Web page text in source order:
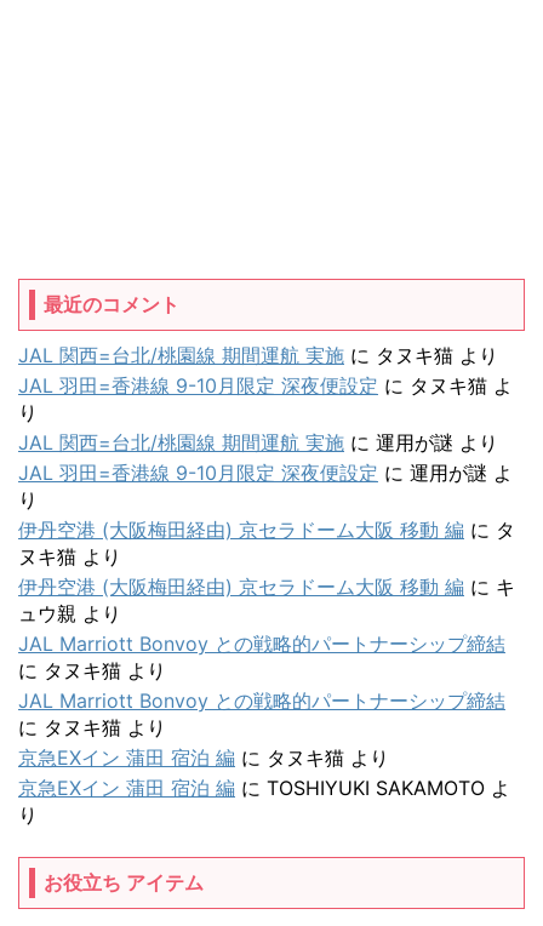
最近のコメント
JAL 関西=台北/桃園線 期間運航 実施 に タヌキ猫 より
JAL 羽田=香港線 9-10月限定 深夜便設定 に タヌキ猫 よ
り
JAL 関西=台北/桃園線 期間運航 実施 に 運用が謎 より
JAL 羽田=香港線 9-10月限定 深夜便設定 に 運用が謎 よ
り
伊丹空港 (大阪梅田経由) 京セラドーム大阪 移動 編 に タ
ヌキ猫 より
伊丹空港 (大阪梅田経由) 京セラドーム大阪 移動 編 に キ
ュウ親 より
JAL Marriott Bonvoy との戦略的パートナーシップ締結
に タヌキ猫 より
JAL Marriott Bonvoy との戦略的パートナーシップ締結
に タヌキ猫 より
京急EXイン 蒲田 宿泊 編 に タヌキ猫 より
京急EXイン 蒲田 宿泊 編 に TOSHIYUKI SAKAMOTO よ
り
お役立ち アイテム